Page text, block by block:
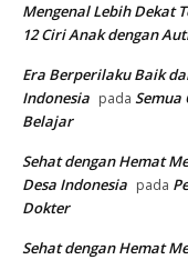
Mengenal Lebih Dekat
12 Ciri Anak dengan
Era Berperilaku Baik
Indonesia pada Semua
Belajar
Sehat dengan Hemat
Desa Indonesia pada
Dokter
Sehat dengan Hemat